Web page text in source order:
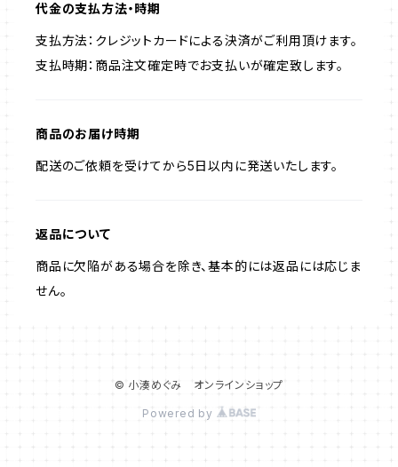
代金の支払方法・時期
支払方法：クレジットカードによる決済がご利用頂けます。
支払時期：商品注文確定時でお支払いが確定致します。
商品のお届け時期
配送のご依頼を受けてから5日以内に発送いたします。
返品について
商品に欠陥がある場合を除き、基本的には返品には応じま
せん。
© 小湊めぐみ オンラインショップ
Powered by